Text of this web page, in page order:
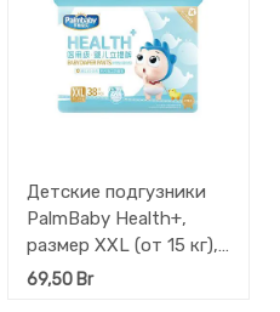
Детские подгузники
PalmBaby Health+,
размер XXL (от 15 кг),
40 шт
69,50Br